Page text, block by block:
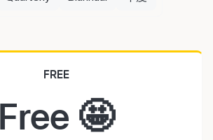
FREE
Free 🤩